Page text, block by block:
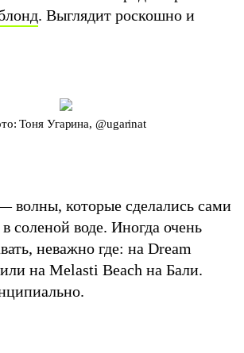
. Выглядит роскошно и
Тоня Угарина, @ugarinat
волны, которые сделались сами
соленой воде. Иногда очень
неважно где: на Dream
или на Melasti Beach на Бали.